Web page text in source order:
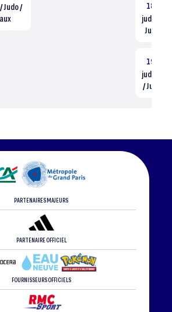
Judo /
18:00
judo
Judo /
19:00
judo
/ Judo /
PARTENAIRES MAJEURS
PARTENAIRE OFFICIEL
FOURNISSEURS OFFICIELS